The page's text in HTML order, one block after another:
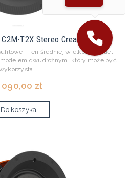
T2X Stereo Creator
Ten średniej wielkości model
dwudrożnym, który może być
090,00 zł
Do koszyka